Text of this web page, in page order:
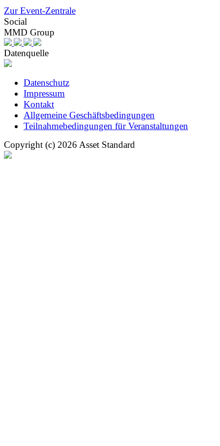
Zur Event-Zentrale
Social
MMD Group
Datenquelle
Datenschutz
Impressum
Kontakt
Allgemeine Geschäftsbedingungen
Teilnahmebedingungen für Veranstaltungen
Copyright (c) 2026 Asset Standard